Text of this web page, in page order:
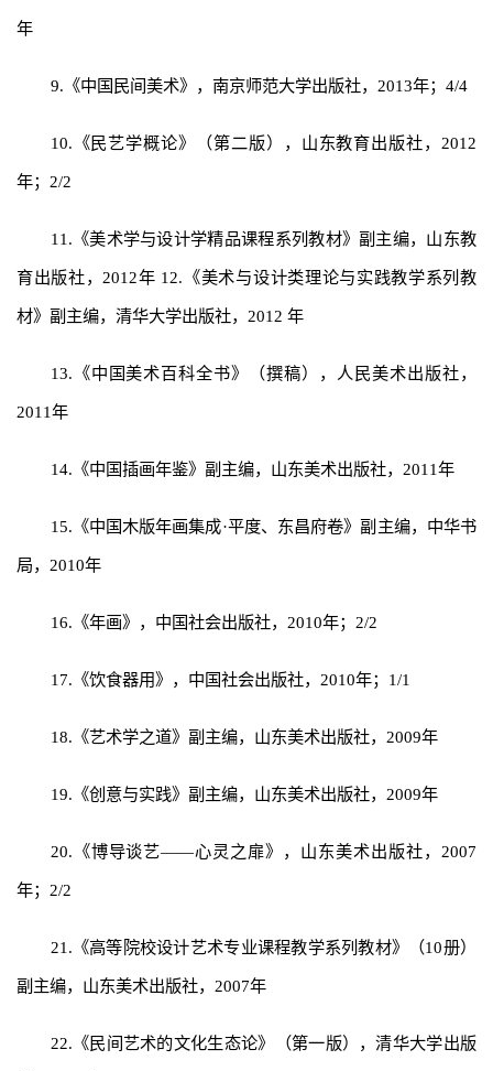
年
9.《中国民间美术》，南京师范大学出版社，2013年；4/4
10.《民艺学概论》（第二版），山东教育出版社，2012
年；2/2
11.《美术学与设计学精品课程系列教材》副主编，山东教
育出版社，2012年 12.《美术与设计类理论与实践教学系列教
材》副主编，清华大学出版社，2012 年
13.《中国美术百科全书》（撰稿），人民美术出版社，
2011年
14.《中国插画年鉴》副主编，山东美术出版社，2011年
15.《中国木版年画集成·平度、东昌府卷》副主编，中华书
局，2010年
16.《年画》，中国社会出版社，2010年；2/2
17.《饮食器用》，中国社会出版社，2010年；1/1
18.《艺术学之道》副主编，山东美术出版社，2009年
19.《创意与实践》副主编，山东美术出版社，2009年
20.《博导谈艺——心灵之扉》，山东美术出版社，2007
年；2/2
21.《高等院校设计艺术专业课程教学系列教材》（10册）
副主编，山东美术出版社，2007年
22.《民间艺术的文化生态论》（第一版），清华大学出版